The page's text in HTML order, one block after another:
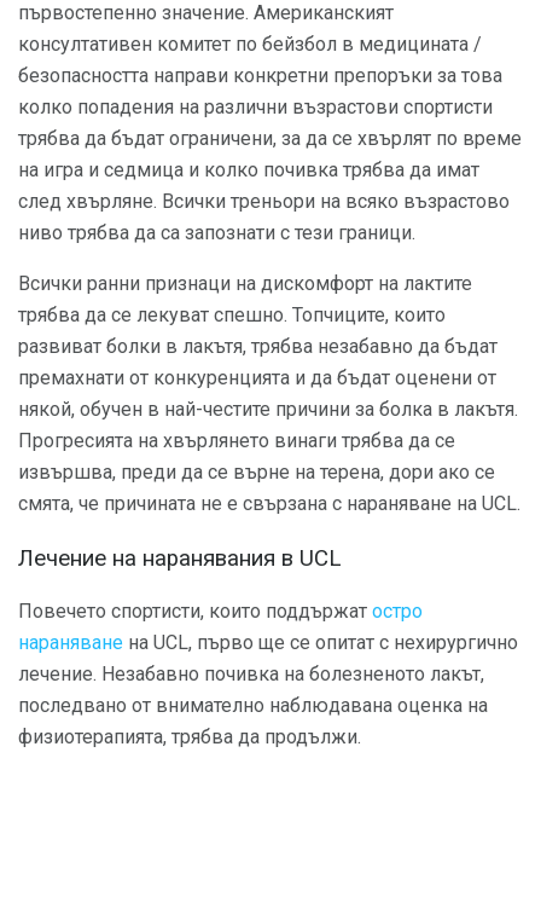
първостепенно значение. Американският
консултативен комитет по бейзбол в медицината /
безопасността направи конкретни препоръки за това
колко попадения на различни възрастови спортисти
трябва да бъдат ограничени, за да се хвърлят по време
на игра и седмица и колко почивка трябва да имат
след хвърляне. Всички треньори на всяко възрастово
ниво трябва да са запознати с тези граници.
Всички ранни признаци на дискомфорт на лактите
трябва да се лекуват спешно. Топчиците, които
развиват болки в лакътя, трябва незабавно да бъдат
премахнати от конкуренцията и да бъдат оценени от
някой, обучен в най-честите причини за болка в лакътя.
Прогресията на хвърлянето винаги трябва да се
извършва, преди да се върне на терена, дори ако се
смята, че причината не е свързана с нараняване на UCL.
Лечение на наранявания в UCL
Повечето спортисти, които поддържат остро
нараняване на UCL, първо ще се опитат с нехирургично
лечение. Незабавно почивка на болезненото лакът,
последвано от внимателно наблюдавана оценка на
физиотерапията, трябва да продължи.